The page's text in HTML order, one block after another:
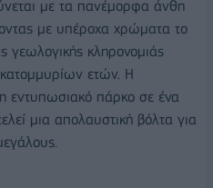
με τα πανέμορφα άνθη
με υπέροχα χρώματα το
γεωλογικής κληρονομιάς
ετών. Η
εντυπωσιακό πάρκο σε ένα
μια απολαυστική βόλτα για